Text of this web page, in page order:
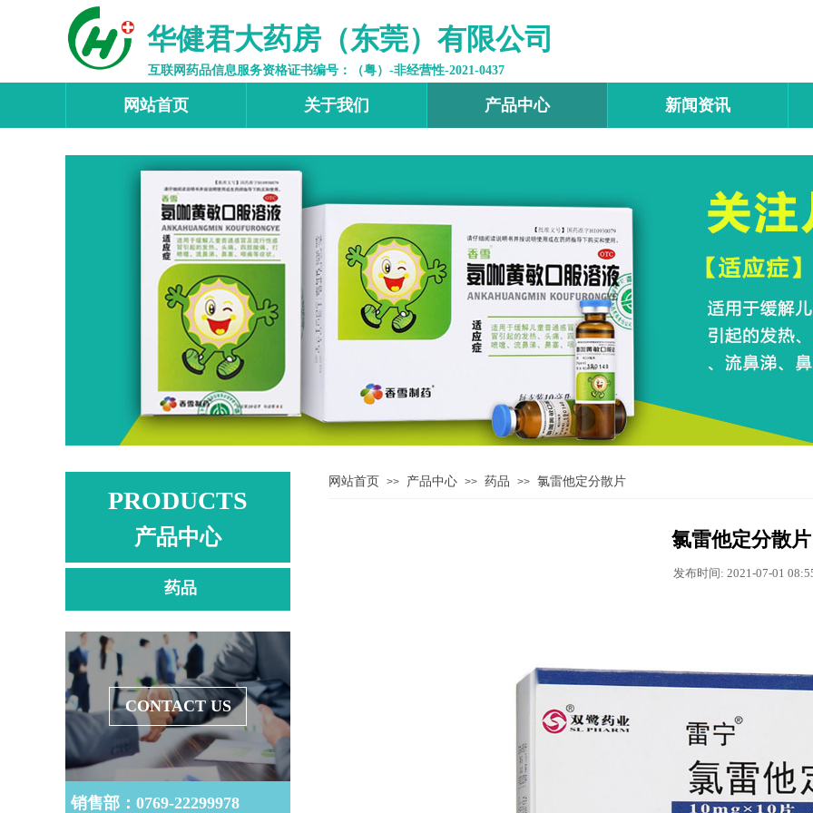
华健君大药房（东莞）有限公司
互联网药品信息服务资格证书编号：（粤）-非经营性-2021-0437
网站首页 关于我们 产品中心 新闻资讯
网站首页 >> 产品中心 >> 药品 >> 氯雷他定分散片
产品中心
PRODUCTS
药品
氯雷他定分散片
发布时间: 2021-07-01
CONTACT US
销售部：0769-22299978